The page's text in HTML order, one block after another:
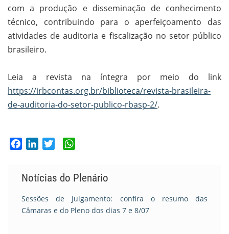
com a produção e disseminação de conhecimento
técnico, contribuindo para o aperfeiçoamento das
atividades de auditoria e fiscalização no setor público
brasileiro.
Leia a revista na íntegra por meio do link
https://irbcontas.org.br/biblioteca/revista-brasileira-
de-auditoria-do-setor-publico-rbasp-2/.
FacebookLinkedIn
Twitter
Notícias do Plenário
Sessões de Julgamento: confira o resumo das
Câmaras e do Pleno dos dias 7 e 8/07